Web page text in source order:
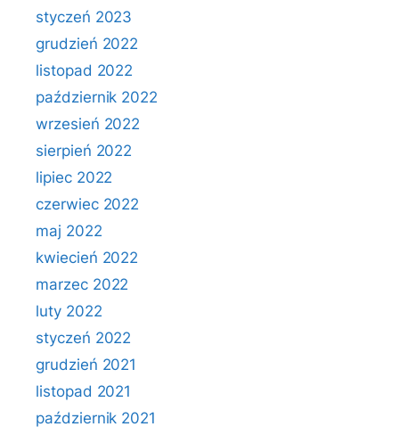
styczeń 2023
grudzień 2022
listopad 2022
październik 2022
wrzesień 2022
sierpień 2022
lipiec 2022
czerwiec 2022
maj 2022
kwiecień 2022
marzec 2022
luty 2022
styczeń 2022
grudzień 2021
listopad 2021
październik 2021